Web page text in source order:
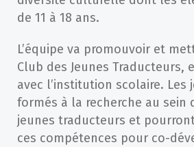
de 11 à 18 ans.
L’équipe va promouvoir et
Club des Jeunes Traducteurs,
avec l’institution scolaire. Les
formés à la recherche au sein
jeunes traducteurs et
ces compétences pour co-